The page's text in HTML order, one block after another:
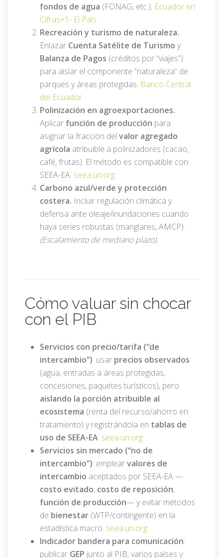
fondos de agua (FONAG, etc.). Ecuador en
Cifras+1- El País
Recreación y turismo de naturaleza.
Enlazar Cuenta Satélite de Turismo y
Balanza de Pagos (créditos por “viajes”)
para aislar el componente “naturaleza” de
parques y áreas protegidas. Banco Central
del Ecuador
Polinización en agroexportaciones.
Aplicar función de producción para
asignar la fracción del valor agregado
agrícola atribuible a polinizadores (cacao,
café, frutas). El método es compatible con
SEEA-EA. seea.un.org
Carbono azul/verde y protección
costera. Incluir regulación climática y
defensa ante oleaje/inundaciones cuando
haya series robustas (manglares, AMCP).
(Escalamiento de mediano plazo).
Cómo valuar sin chocar
con el PIB
Servicios con precio/tarifa (“de
intercambio”): usar precios observados
(agua, entradas a áreas protegidas,
concesiones, paquetes turísticos), pero
aislando la porción atribuible al
ecosistema (renta del recurso/ahorro en
tratamiento) y registrándola en tablas de
uso de SEEA-EA. seea.un.org
Servicios sin mercado (“no de
intercambio”): emplearvalores de
intercambio aceptados por SEEA-EA —
costo evitado, costo de reposición,
función de producción— y evitar métodos
de bienestar (WTP/contingente) en la
estadística macro. seea.un.org
Indicador bandera para comunicación:
publicar GEP junto al PIB; varios países y